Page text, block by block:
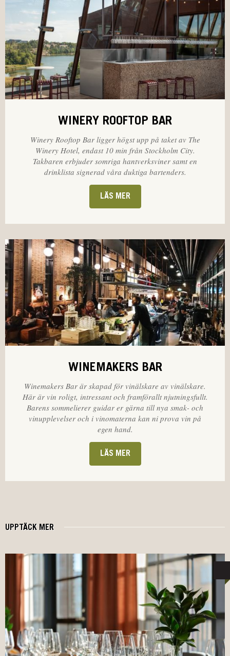
WINERY ROOFTOP BAR
Winery Rooftop Bar ligger högst upp på taket av The
Winery Hotel, endast 10 min från Stockholm City.
Takbaren erbjuder somriga hantverksviner samt en
drinklista signerad våra duktiga bartenders.
LÄS MER
WINEMAKERS BAR
Winemakers Bar är skapad för vinälskare av vinälskare.
Här är vin roligt, intressant och framförallt njutningsfullt.
Barens sommelierer guidar er gärna till nya smak- och
vinupplevelser och i vinomaterna kan ni prova vin på
egen hand.
LÄS MER
UPPTÄCK MER